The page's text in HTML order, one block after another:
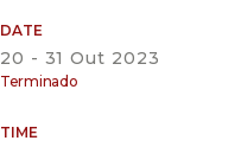
DATE
20 - 31 Out 2023
Terminado
TIME